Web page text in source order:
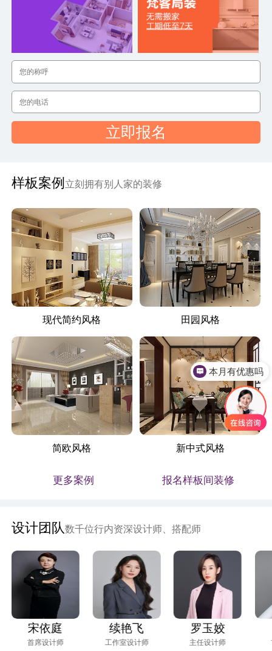
立即报名
样板案例 立刻拥有别人家的装修
现代简约风格 田园风格
简欧风格 新中式风格
更多案例 报名样板间装修
设计团队数千位行内资深设计师、搭配师
宋依庭
首席设计师
续艳飞
工作室设计师
罗玉姣
主任设计师
本月有优惠吗